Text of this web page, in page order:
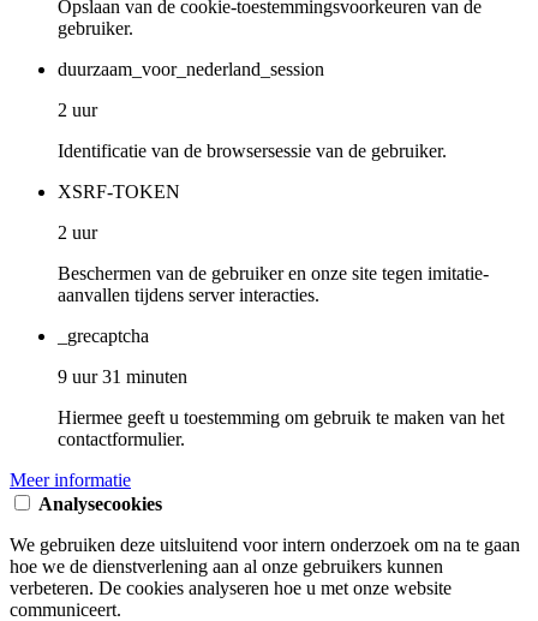
Opslaan van de cookie-toestemmingsvoorkeuren van de
gebruiker.
duurzaam_voor_nederland_session
2 uur
Identificatie van de browsersessie van de gebruiker.
XSRF-TOKEN
2 uur
Beschermen van de gebruiker en onze site tegen imitatie-
aanvallen tijdens server interacties.
_grecaptcha
9 uur 31 minuten
Hiermee geeft u toestemming om gebruik te maken van het
contactformulier.
Meer informatie
Analysecookies
We gebruiken deze uitsluitend voor intern onderzoek om na te gaan
hoe we de dienstverlening aan al onze gebruikers kunnen
verbeteren. De cookies analyseren hoe u met onze website
communiceert.